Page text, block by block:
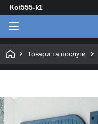
Кot555-k1
Товари та послуги